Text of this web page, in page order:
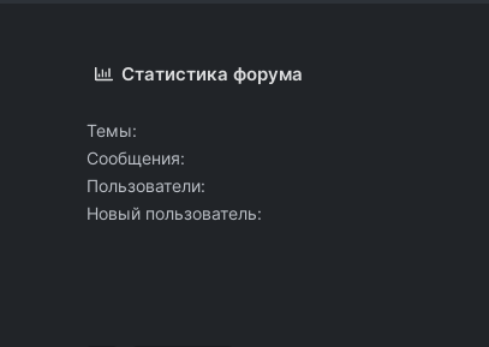
Статистика форума
Темы
Сообщения
Пользователи
Новый пользователь